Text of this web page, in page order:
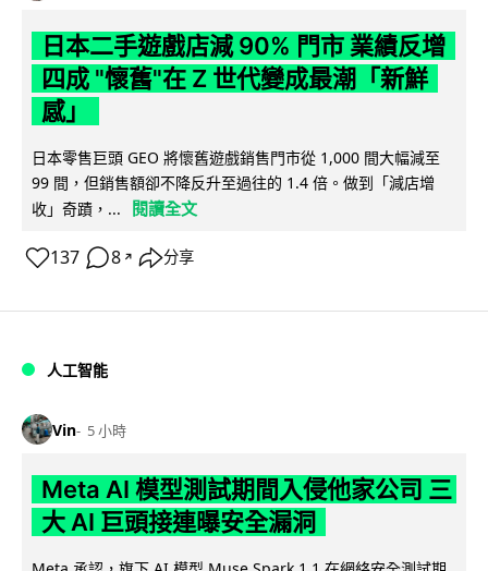
日本二手遊戲店減 90% 門市 業績反增
四成 "懷舊"在 Z 世代變成最潮「新鮮
感」
日本零售巨頭 GEO 將懷舊遊戲銷售門市從 1,000 間大幅減至
99 間，但銷售額卻不降反升至過往的 1.4 倍。做到「減店增
收」奇蹟，...
閱讀全文
137 8 ↗ 分享
人工智能
Vin 5 小時
Meta AI 模型測試期間入侵他家公司 三
大 AI 巨頭接連曝安全漏洞